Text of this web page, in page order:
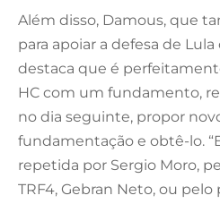
Além disso, Damous, que
para apoiar a defesa de
destaca que é
HC com um fundamento,
no dia seguinte, propor
fundamentação e obtê-lo.
repetida por Sergio Moro,
TRF4, Gebran Neto, ou pelo